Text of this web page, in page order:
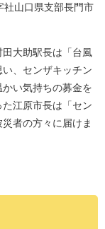
社山口県支部長門市
大助駅長は「台風
、センザキッチン
い気持ちの募金を
江原市長は「セン
者の方々に届けま